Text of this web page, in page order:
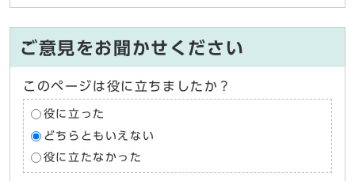
ご意見をお聞かせください
このページは役に立ちましたか？
役に立った
どちらともいえない
役に立たなかった